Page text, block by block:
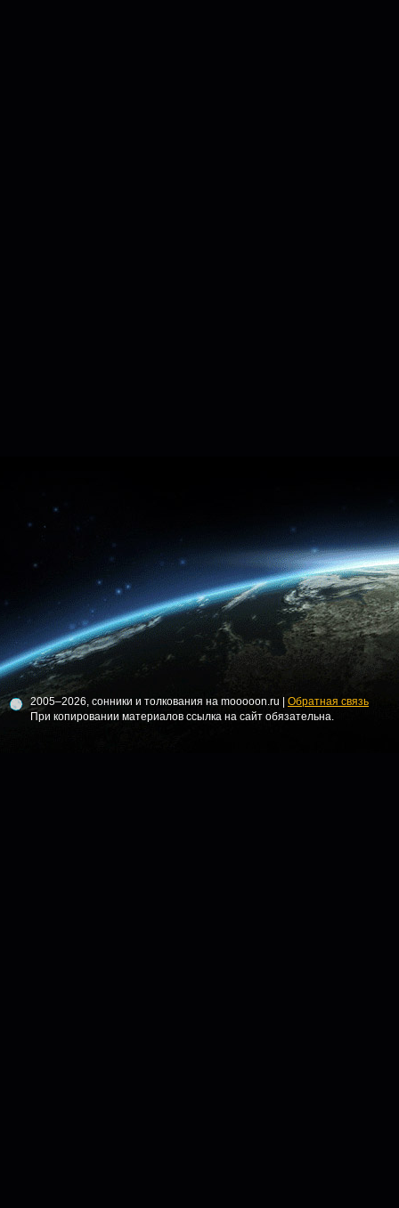
2005–2026, сонники и толкования на mooooon.ru | Обратная связь
При копировании материалов ссылка на сайт обязательна.